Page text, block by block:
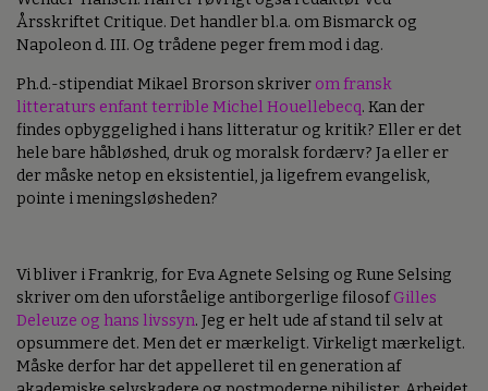
Årsskriftet Critique. Det handler bl.a. om Bismarck og
Napoleon d. III. Og trådene peger frem mod i dag.
Ph.d.-stipendiat Mikael Brorson skriver om fransk
litteraturs enfant terrible Michel Houellebecq. Kan der
findes opbyggelighed i hans litteratur og kritik? Eller er det
hele bare håbløshed, druk og moralsk fordærv? Ja eller er
der måske netop en eksistentiel, ja ligefrem evangelisk,
pointe i meningsløsheden?
Vi bliver i Frankrig, for Eva Agnete Selsing og Rune Selsing
skriver om den uforståelige antiborgerlige filosofGilles
Deleuze og hans livssyn. Jeg er helt ude af stand til selv at
opsummere det. Men det er mærkeligt. Virkeligt mærkeligt.
Måske derfor har det appelleret til en generation af